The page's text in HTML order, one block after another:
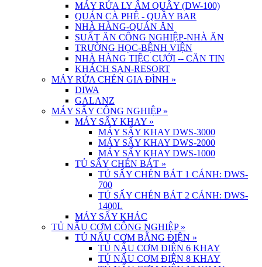
MÁY RỬA LY ÂM QUẦY (DW-100)
QUÁN CÀ PHÊ - QUẦY BAR
NHÀ HÀNG-QUÁN ĂN
SUẤT ĂN CÔNG NGHIỆP-NHÀ ĂN
TRƯỜNG HỌC-BỆNH VIỆN
NHÀ HÀNG TIỆC CƯỚI -- CĂN TIN
KHÁCH SẠN-RESORT
MÁY RỬA CHÉN GIA ĐÌNH »
DIWA
GALANZ
MÁY SẤY CÔNG NGHIỆP »
MÁY SẤY KHAY »
MÁY SẤY KHAY DWS-3000
MÁY SẤY KHAY DWS-2000
MÁY SẤY KHAY DWS-1000
TỦ SẤY CHÉN BÁT »
TỦ SẤY CHÉN BÁT 1 CÁNH: DWS-
700
TỦ SẤY CHÉN BÁT 2 CÁNH: DWS-
1400L
MÁY SẤY KHÁC
TỦ NẤU CƠM CÔNG NGHIỆP »
TỦ NẤU CƠM BẰNG ĐIỆN »
TỦ NẤU CƠM ĐIỆN 6 KHAY
TỦ NẤU CƠM ĐIỆN 8 KHAY